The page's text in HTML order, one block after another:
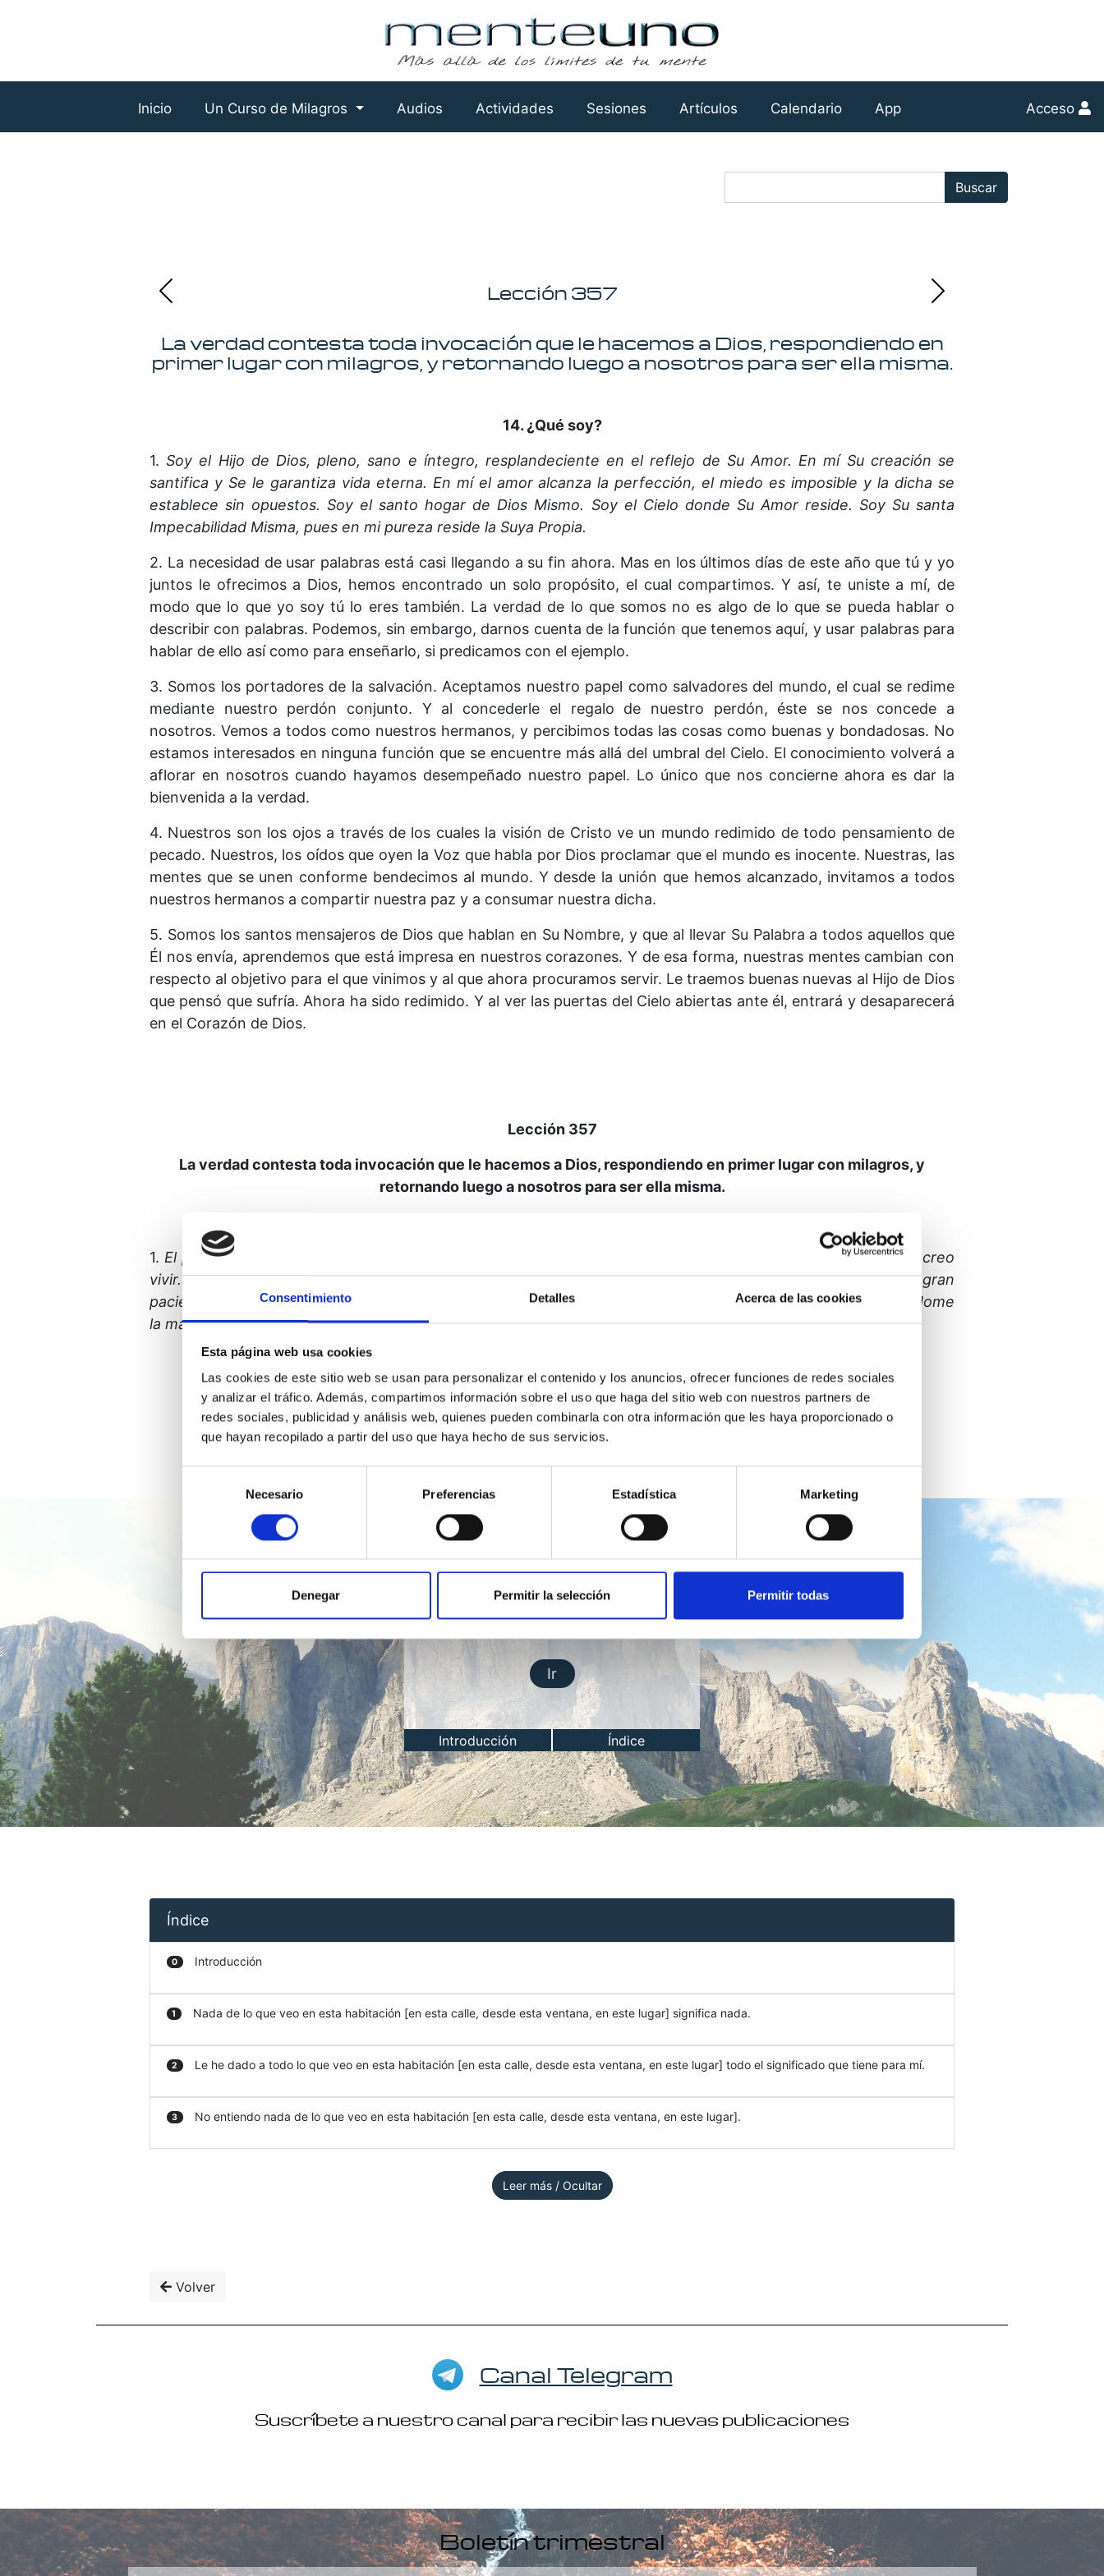
Consentimiento Detalles Acerca de las cookies
Esta página web usa cookies
Las cookies de este sitio web se usan para personalizar el contenido y los anuncios, ofrecer funciones de redes sociales
y analizar el tráfico. Además, compartimos información sobre el uso que haga del sitio web con nuestros partners de
redes sociales, publicidad y análisis web, quienes pueden combinarla con otra información que les haya proporcionado o
que hayan recopilado a partir del uso que haya hecho de sus servicios.
consentimiento
Necesario Preferencias Estadística Marketing
Denegar Permitir la selección Permitir todas
Inicio Un Curso de Milagros Audios Actividades Sesiones Artículos Calendario App Acceso
Buscar:
Buscar
Lección 357
La verdad contesta toda invocación que le hacemos a Dios, respondiendo en
primer lugar con milagros, y retornando luego a nosotros para ser ella misma.
14. ¿Qué soy?
1.Soy el Hijo de Dios, pleno, sano e íntegro, resplandeciente en el reflejo de Su Amor. En mí Su creación se
santifica y Se le garantiza vida eterna. En mí el amor alcanza la perfección, el miedo es imposible y la dicha se
establece sin opuestos. Soy el santo hogar de Dios Mismo. Soy el Cielo donde Su Amor reside. Soy Su santa
Impecabilidad Misma, pues en mi pureza reside la Suya Propia.
2. La necesidad de usar palabras está casi llegando a su fin ahora. Mas en los últimos días de este año que tú y yo
juntos le ofrecimos a Dios, hemos encontrado un solo propósito, el cual compartimos. Y así, te uniste a mí, de
modo que lo que yo soy tú lo eres también. La verdad de lo que somos no es algo de lo que se pueda hablar o
describir con palabras. Podemos, sin embargo, darnos cuenta de la función que tenemos aquí, y usar palabras para
hablar de ello así como para enseñarlo, si predicamos con el ejemplo.
3. Somos los portadores de la salvación. Aceptamos nuestro papel como salvadores del mundo, el cual se redime
mediante nuestro perdón conjunto. Y al concederle el regalo de nuestro perdón, éste se nos concede a
nosotros. Vemos a todos como nuestros hermanos, y percibimos todas las cosas como buenas y bondadosas. No
estamos interesados en ninguna función que se encuentre más allá del umbral del Cielo. El conocimiento volverá a
aflorar en nosotros cuando hayamos desempeñado nuestro papel. Lo único que nos concierne ahora es dar la
bienvenida a la verdad.
4. Nuestros son los ojos a través de los cuales la visión de Cristo ve un mundo redimido de todo pensamiento de
pecado. Nuestros, los oídos que oyen la Voz que habla por Dios proclamar que el mundo es inocente. Nuestras, las
mentes que se unen conforme bendecimos al mundo. Y desde la unión que hemos alcanzado, invitamos a todos
nuestros hermanos a compartir nuestra paz y a consumar nuestra dicha.
5. Somos los santos mensajeros de Dios que hablan en Su Nombre, y que al llevar Su Palabra a todos aquellos que
Él nos envía, aprendemos que está impresa en nuestros corazones. Y de esa forma, nuestras mentes cambian con
respecto al objetivo para el que vinimos y al que ahora procuramos servir. Le traemos buenas nuevas al Hijo de Dios
que pensó que sufría. Ahora ha sido redimido. Y al ver las puertas del Cielo abiertas ante él, entrará y desaparecerá
en el Corazón de Dios.
Lección 357
La verdad contesta toda invocación que le hacemos a Dios, respondiendo en primer lugar con milagros, y
retornando luego a nosotros para ser ella misma.
1. El perdón -el reflejo de la verdad- me enseña cómo ofrecer milagros y así escapar de la prisión en la que creo
vivir.Tu santo Hijo me es señalado, primero en mi hermano, y después en mí.Tu Voz me enseña con gran
paciencia a oír Tu Palabra y a dar tal como recibo.
Y conforme contemplo a Tu Hijo hoy, oigo Tu Voz indicándome
la manera de llegar a Ti, tal como Tú dispusiste que ésta debía ser:
Lección del día
Ir
Introducción Índice
Índice
0 Introducción
1 Nada de lo que veo en esta habitación [en esta calle, desde esta ventana, en este lugar] significa nada.
2 Le he dado a todo lo que veo en esta habitación [en esta calle, desde esta ventana, en este lugar] todo el significado que tiene para mí.
3 No entiendo nada de lo que veo en esta habitación [en esta calle, desde esta ventana, en este lugar].
Leer más / Ocultar
Volver
Canal Telegram
Suscríbete a nuestro canal para recibir las nuevas publicaciones
Boletín trimestral